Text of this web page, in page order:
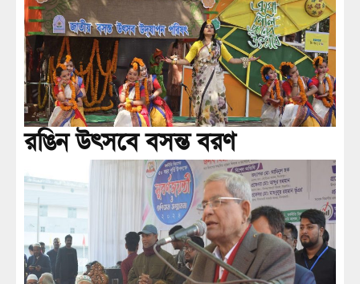
রঙিন উৎসবে বসন্ত বরণ